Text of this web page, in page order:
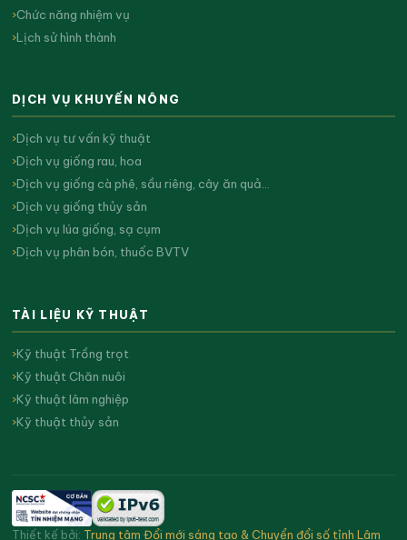
Chức năng nhiệm vụ
Lịch sử hình thành
DỊCH VỤ KHUYẾN NÔNG
Dịch vụ tư vấn kỹ thuật
Dịch vụ giống rau, hoa
Dịch vụ giống cà phê, sầu riêng, cây ăn quả…
Dịch vụ giống thủy sản
Dịch vụ lúa giống, sạ cụm
Dịch vụ phân bón, thuốc BVTV
TÀI LIỆU KỸ THUẬT
Kỹ thuật Trồng trọt
Kỹ thuật Chăn nuôi
Kỹ thuật lâm nghiệp
Kỹ thuật thủy sản
Thiết kế bởi: Trung tâm Đổi mới sáng tạo & Chuyển đổi số tỉnh Lâm